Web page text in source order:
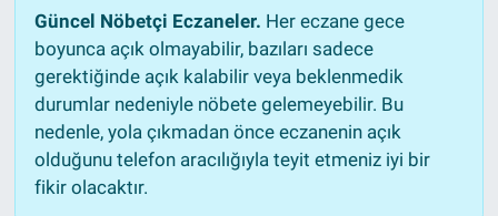
Güncel Nöbetçi Eczaneler. Her eczane gece
boyunca açık olmayabilir, bazıları sadece
gerektiğinde açık kalabilir veya beklenmedik
durumlar nedeniyle nöbete gelemeyebilir. Bu
nedenle, yola çıkmadan önce eczanenin açık
olduğunu telefon aracılığıyla teyit etmeniz iyi bir
fikir olacaktır.
SAĞLIK
SPOR
TEKNOLOJİ